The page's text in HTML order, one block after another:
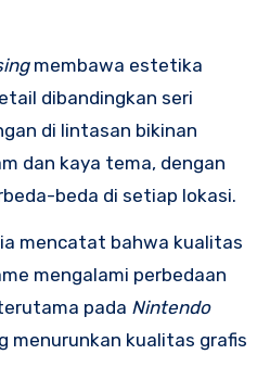
membawa estetika
dibandingkan seri
di lintasan bikinan
dan kaya tema, dengan
beda di setiap lokasi.
mencatat bahwa kualitas
mengalami perbedaan
pada Nintendo
menurunkan kualitas grafis